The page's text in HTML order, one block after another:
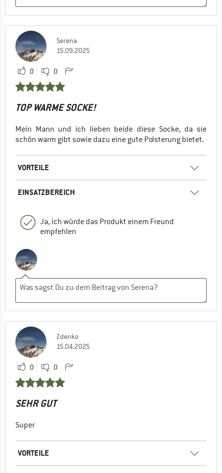
Serena
15.09.2025
0 0
TOP WARME SOCKE!
Mein Mann und ich lieben beide diese Socke, da sie
schön warm gibt sowie dazu eine gute Polsterung bietet.
VORTEILE
EINSATZBEREICH
Ja, ich würde das Produkt einem Freund
empfehlen
Zdenko
15.04.2025
0 0
SEHR GUT
Super
VORTEILE